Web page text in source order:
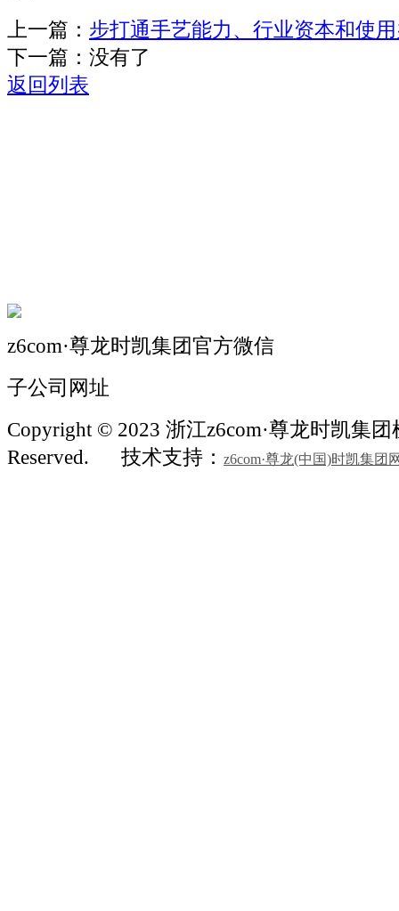
上一篇： 步打通手艺能力、行业资本和使
下一篇：没有了
返回列表
z6com·尊龙时凯集团官方微信
子公司网址
Copyright © 2023 浙江z6com·尊龙时凯集
Reserved.
技术支持： z6com·尊龙(中国)时凯集团